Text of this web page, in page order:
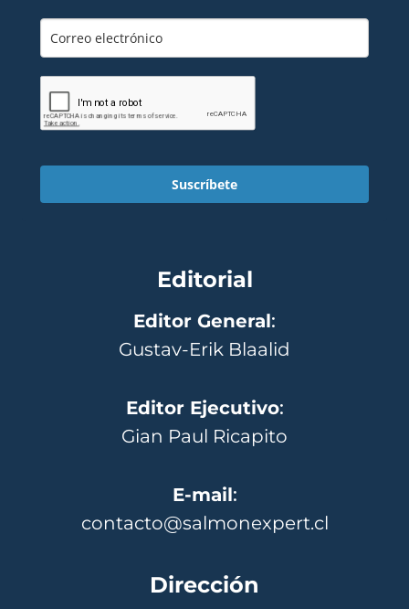
Suscríbete
Editorial
Editor General:
Gustav-Erik Blaalid
Editor Ejecutivo:
Gian Paul Ricapito
E-mail:
contacto@salmonexpert.cl
Dirección